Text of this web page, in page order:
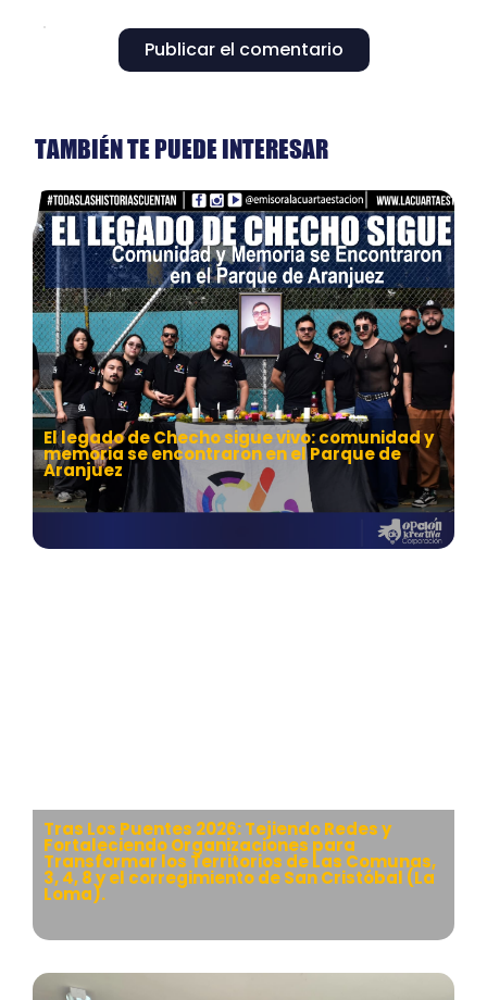
Publicar el comentario
TAMBIÉN TE PUEDE INTERESAR
El legado de Checho sigue vivo: comunidad y
memoria se encontraron en el Parque de
Aranjuez
Tras Los Puentes 2026: Tejiendo Redes y
Fortaleciendo Organizaciones para
Transformar los Territorios de Las Comunas,
3, 4, 8 y el corregimiento de San Cristóbal (La
Loma).